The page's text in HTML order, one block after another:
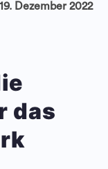
Dezember 2022
das